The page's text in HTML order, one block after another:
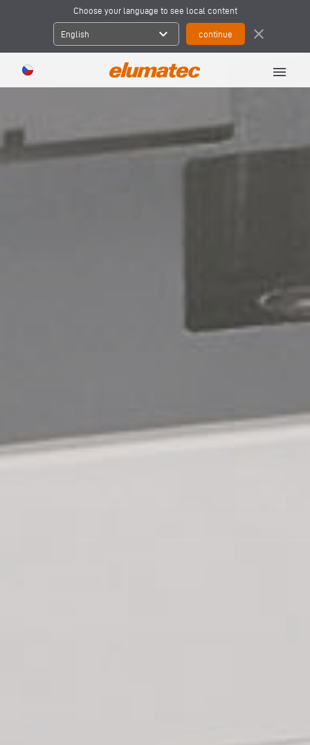
Choose your language to see local content
English expand_more close
menu